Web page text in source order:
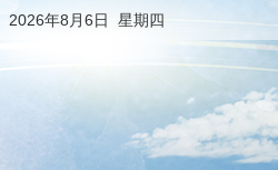
2026年8月6日 星期四